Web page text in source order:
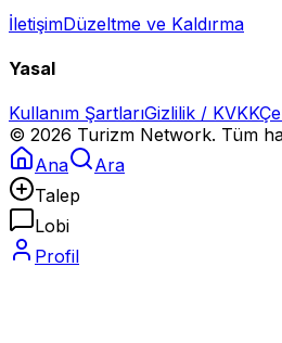
İletişimDüzeltme ve Kaldırma
Yasal
Kullanım ŞartlarıGizlilik / KVKK
© 2026 Turizm Network. Tüm
Ana
Ara
Talep
Lobi
Profil